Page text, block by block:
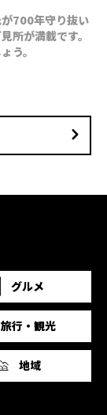
700年守り抜い
所が満載です。
う。
グルメ
旅行・観光
地域